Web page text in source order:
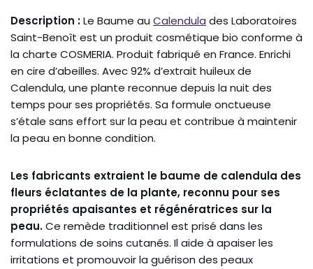
Description :Le Baume au Calendula des Laboratoires
Saint-Benoît est un produit cosmétique bio conforme à
la charte COSMERIA. Produit fabriqué en France. Enrichi
en cire d’abeilles. Avec 92% d’extrait huileux de
Calendula, une plante reconnue depuis la nuit des
temps pour ses propriétés. Sa formule onctueuse
s’étale sans effort sur la peau et contribue à maintenir
la peau en bonne condition.
Les fabricants extraient le baume de calendula des
fleurs éclatantes de la plante, reconnu pour ses
propriétés apaisantes et régénératrices sur la
peau.Ce remède traditionnel est prisé dans les
formulations de soins cutanés. Il aide à apaiser les
irritations et promouvoir la guérison des peaux